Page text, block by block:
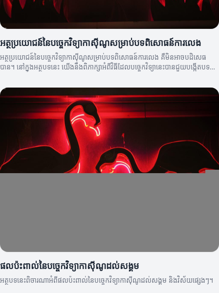
អត្ថប្រយោជន៍នៃបច្ចេកវិទ្យាកាស៊ីណូសម្រាប់បទពិសោធន៍ការលេង
អត្ថប្រយោជន៍នៃបច្ចេកវិទ្យាកាស៊ីណូសម្រាប់បទពិសោធន៍ការលេង គឺមិនអាចបដិសេធ
បាន។ នៅក្នុងអត្ថបទនេះ យើងនឹងពិភាក្សាអំពីវិធីដែលបច្ចេកវិទ្យានេះបានជួយបង្កើតបទ
ផលប៉ះពាល់នៃបច្ចេកវិទ្យាកាស៊ីណូដល់សង្គម
អត្ថបទនេះពិចារណាអំពីផលប៉ះពាល់នៃបច្ចេកវិទ្យាកាស៊ីណូដល់សង្គម និងវិស័យផ្សេងៗ។